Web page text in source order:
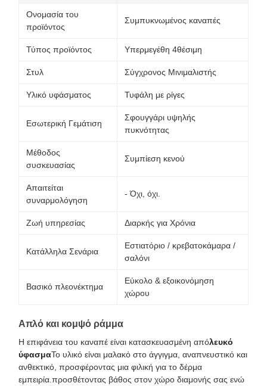
Ονομασία του
προϊόντος
Συμπυκνωμένος καναπές
Τύπος προϊόντος Υπερμεγέθη 4θέσιμη
Στυλ Σύγχρονος Μινιμαλιστής
Υλικό υφάσματος Τυφάλη με ρίγες
Εσωτερική Γεμάτιση
Σφουγγάρι υψηλής
πυκνότητας
Μέθοδος
συσκευασίας
Συμπίεση κενού
Απαιτείται
συναρμολόγηση
- Όχι, όχι.
Ζωή υπηρεσίας Διαρκής για Χρόνια
Κατάλληλα Σενάρια
Εστιατόριο / κρεβατοκάμαρα /
σαλόνι
Βασικό πλεονέκτημα
Εύκολο & εξοικονόμηση
χώρου
Απλό και κομψό ράμμα
Η επιφάνεια του καναπέ είναι κατασκευασμένη απόλευκό
ύφασμαΤο υλικό είναι μαλακό στο άγγιγμα, αναπνευστικό και
ανθεκτικό, προσφέροντας μια φιλική για το δέρμα
εμπειρία.προσθέτοντας βάθος στον χώρο διαμονής σας ενώ